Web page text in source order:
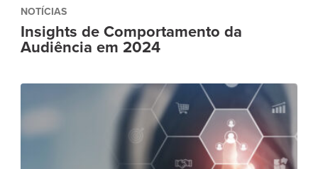
NOTÍCIAS
Insights de Comportamento da
Audiência em 2024